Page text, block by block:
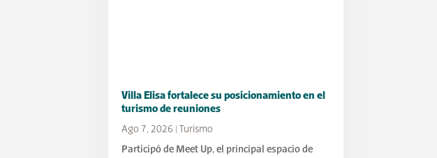
Villa Elisa fortalece su posicionamiento en el
turismo de reuniones
Ago 7, 2026
Turismo
Participó de Meet Up, el principal espacio de